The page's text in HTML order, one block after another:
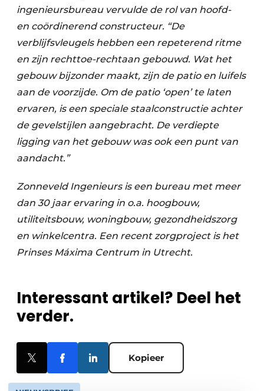
ingenieursbureau vervulde de rol van hoofd-
en coördinerend constructeur. “De
verblijfsvleugels hebben een repeterend ritme
en zijn rechttoe-rechtaan gebouwd. Wat het
gebouw bijzonder maakt, zijn de patio en luifels
aan de voorzijde. Om de patio ‘open’ te laten
ervaren, is een speciale staalconstructie achter
de gevelstijlen aangebracht. De verdiepte
ligging van het gebouw was ook een punt van
aandacht.”
Zonneveld Ingenieurs is een bureau met meer
dan 30 jaar ervaring in o.a. hoogbouw,
utiliteitsbouw, woningbouw, gezondheidszorg
en winkelcentra. Een recent zorgproject is het
Prinses Máxima Centrum in Utrecht.
Interessant artikel? Deel het
verder.
Kopieer